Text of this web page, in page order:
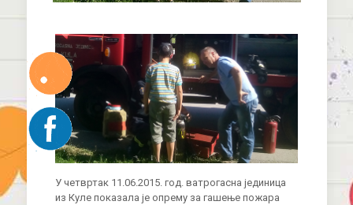
У четвртак 11.06.2015. год. ватрогасна јединица
из Куле показала је опрему за гашење пожара